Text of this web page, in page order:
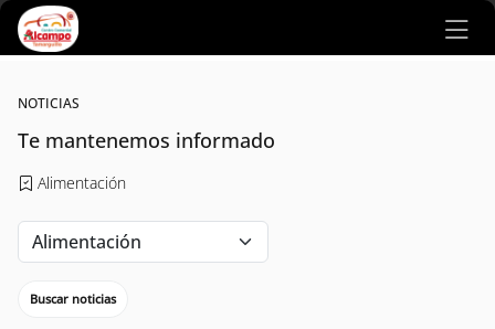
Ir al contenido principal
NOTICIAS
Te mantenemos informado
Alimentación
Buscar noticias